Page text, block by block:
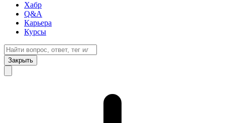
Хабр
Q&A
Карьера
Курсы
Закрыть